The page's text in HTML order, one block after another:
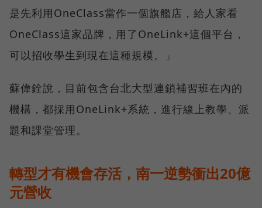
是先利用OneClass當作一個旗艦店，給人家看
OneClass這家品牌，用了OneLink+這個平台，
可以招收學生到現在這種規模。」
蘇偉銓說，目前包含台北大型連鎖補習班在內的
機構，都採用OneLink+系統，進行線上教學、派
題和課堂管理。
轉型才有機會存活，南一逆勢衝出20億
元營收